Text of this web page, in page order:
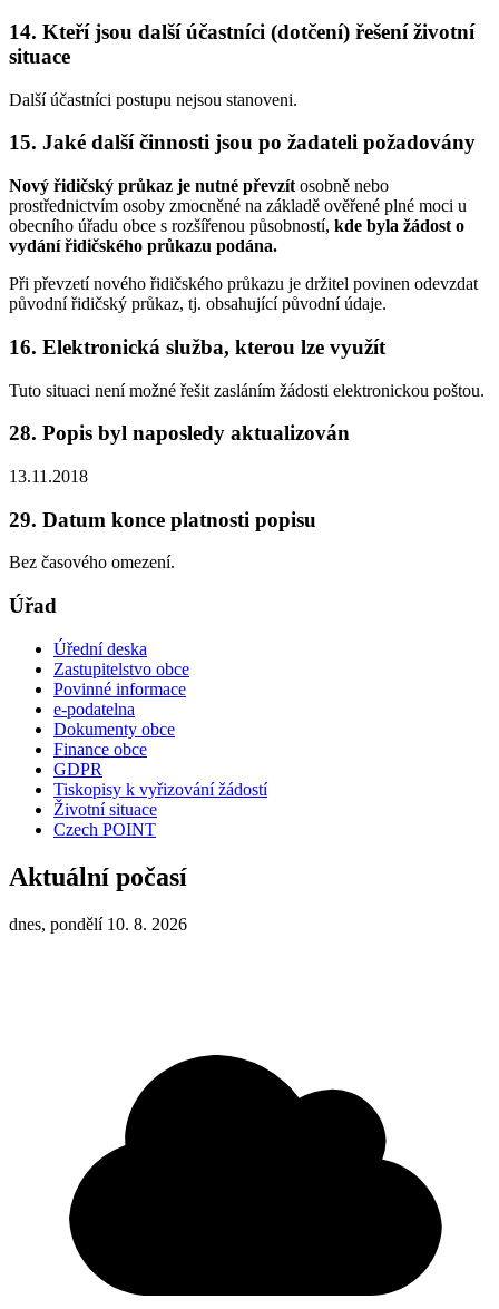
14. Kteří jsou další účastníci (dotčení) řešení životní
situace
Další účastníci postupu nejsou stanoveni.
15. Jaké další činnosti jsou po žadateli požadovány
Nový řidičský průkaz je nutné převzít osobně nebo
prostřednictvím osoby zmocněné na základě ověřené plné moci u
obecního úřadu obce s rozšířenou působností, kde byla žádost o
vydání řidičského průkazu podána.
Při převzetí nového řidičského průkazu je držitel povinen odevzdat
původní řidičský průkaz, tj. obsahující původní údaje.
16. Elektronická služba, kterou lze využít
Tuto situaci není možné řešit zasláním žádosti elektronickou poštou.
28. Popis byl naposledy aktualizován
13.11.2018
29. Datum konce platnosti popisu
Bez časového omezení.
Úřad
Úřední deska
Zastupitelstvo obce
Povinné informace
e-podatelna
Dokumenty obce
Finance obce
GDPR
Tiskopisy k vyřizování žádostí
Životní situace
Czech POINT
Aktuální počasí
dnes, pondělí 10. 8. 2026